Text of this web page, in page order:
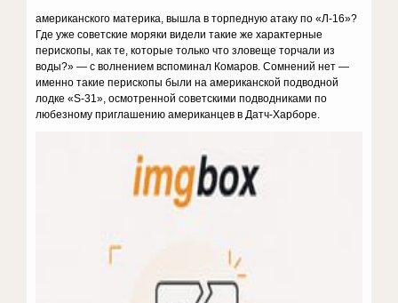
американского материка, вышла в торпедную атаку по «Л-16»?
Где уже советские моряки видели такие же характерные
перископы, как те, которые только что зловеще торчали из
воды?» — с волнением вспоминал Комаров. Сомнений нет —
именно такие перископы были на американской подводной
лодке «S-31», осмотренной советскими подводниками по
любезному приглашению американцев в Датч-Харборе.